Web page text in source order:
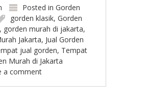
Posted inGorden
gorden klasik,Gorden
, gorden murah di jakarta,
Jakarta, Jual Gorden
jual gorden, Tempat
Murah di Jakarta
a comment